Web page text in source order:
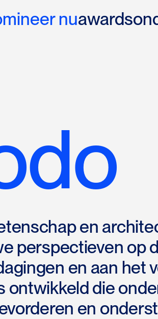
nuawards
en
perspectieven op
en aan het
ontwikkeld die
en